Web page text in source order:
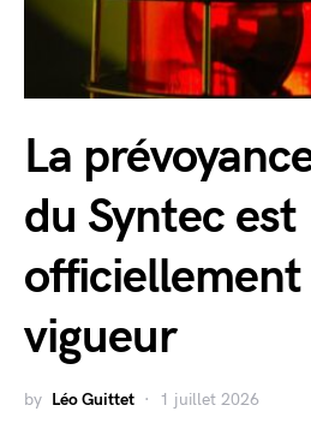
La
du Syntec est
officiellement
vigueur
by Léo Guittet 1 juillet 2026